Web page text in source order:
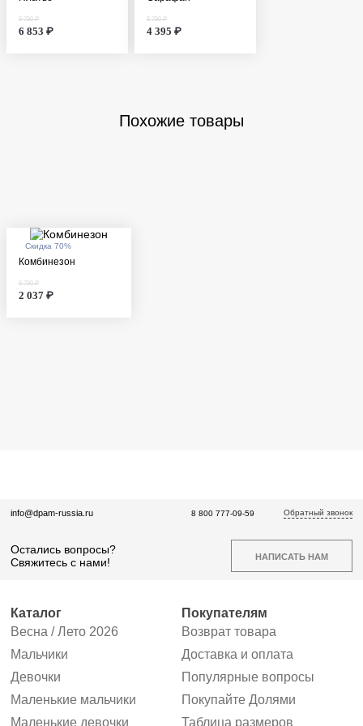
9 790 ₽
6 853 ₽
8 790 ₽
4 395 ₽
Похожие товары
Скидка 70%
Комбинезон
6 790 ₽
2 037 ₽
info@dpam-russia.ru
Остались вопросы?
Свяжитесь с нами!
НАПИСАТЬ НАМ
8 800 777-09-59 Обратный звонок
Каталог
Весна / Лето 2026
Мальчики
Девочки
Маленькие мальчики
Маленькие девочки
Покупателям
Возврат товара
Доставка и оплата
Популярные вопросы
Покупайте Долями
Таблица размеров